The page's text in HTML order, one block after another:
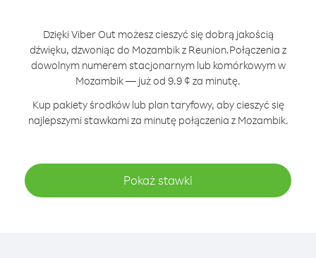
Dzięki Viber Out możesz cieszyć się dobrą jakością
dźwięku, dzwoniąc do Mozambik z Reunion.Połączenia z
dowolnym numerem stacjonarnym lub komórkowym w
Mozambik — już od 9.9 ¢ za minutę.
Kup pakiety środków lub plan taryfowy, aby cieszyć się
najlepszymi stawkami za minutę połączenia z Mozambik.
Pokaż stawki